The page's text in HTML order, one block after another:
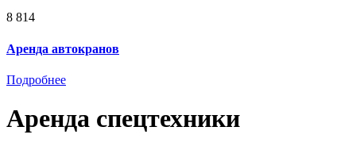
8 814
Аренда автокранов
Подробнее
Аренда спецтехники